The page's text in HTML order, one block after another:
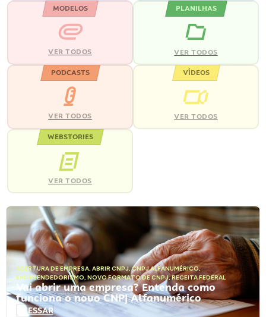
MODELOS
VER TODOS
PLANILHAS
VER TODOS
PODCASTS
VER TODOS
VÍDEOS
VER TODOS
WEBSTORIES
VER TODOS
ABERTURA DE EMPRESA, ABRIR CNPJ,CNPJ ALFANUMÉRICO,
EMPREENDEDORISMO, NOVO FORMATO DE CNPJ,RECEITA FEDERAL
Vai abrir uma empresa? Entenda como
funciona o novo CNPJ Alfanumérico
ACESSAR